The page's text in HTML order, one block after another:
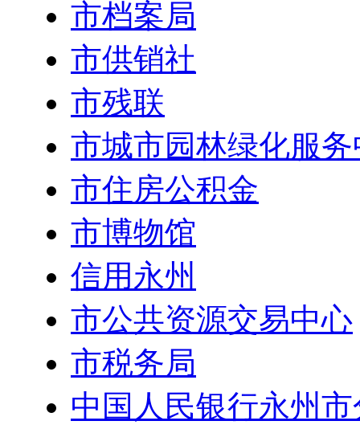
市档案局
市供销社
市残联
市城市园林绿化服
市住房公积金
市博物馆
信用永州
市公共资源交易中心
市税务局
中国人民银行永州